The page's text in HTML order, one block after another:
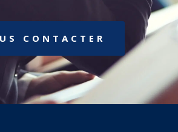
CONTACTER